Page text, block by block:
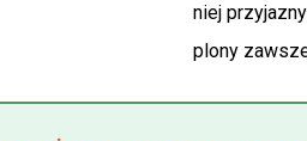
niej
plony